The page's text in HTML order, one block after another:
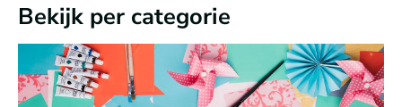
Bekijk per categorie